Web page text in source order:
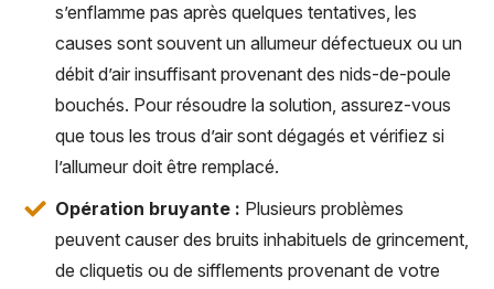
s’enflamme pas après quelques tentatives, les
causes sont souvent un allumeur défectueux ou un
débit d’air insuffisant provenant des nids-de-poule
bouchés. Pour résoudre la solution, assurez-vous
que tous les trous d’air sont dégagés et vérifiez si
l’allumeur doit être remplacé.
Opération bruyante : Plusieurs problèmes
peuvent causer des bruits inhabituels de grincement,
de cliquetis ou de sifflements provenant de votre